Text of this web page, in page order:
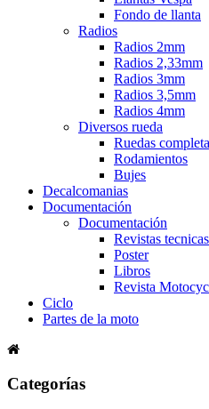
Fondo de llanta
Radios
Radios 2mm
Radios 2,33mm
Radios 3mm
Radios 3,5mm
Radios 4mm
Diversos rueda
Ruedas
Rodamientos
Bujes
Decalcomanias
Documentación
Documentación
Revistas tecnicas
Poster
Libros
Revista
Ciclo
Partes de la moto
Categorías